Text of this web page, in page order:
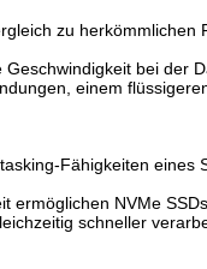
zu herkömmlichen
bei der
einem
Fähigkeiten eines
ermöglichen NVMe
schneller